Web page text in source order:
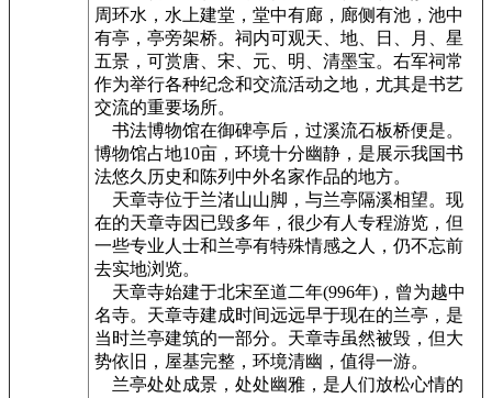
周环水，水上建堂，堂中有廊，廊侧有池，池中
有亭，亭旁架桥。祠内可观天、地、日、月、星
五景，可赏唐、宋、元、明、清墨宝。右军祠常
作为举行各种纪念和交流活动之地，尤其是书艺
交流的重要场所。
书法博物馆在御碑亭后，过溪流石板桥便是。
博物馆占地10亩，环境十分幽静，是展示我国书
法悠久历史和陈列中外名家作品的地方。
天章寺位于兰渚山山脚，与兰亭隔溪相望。现
在的天章寺因已毁多年，很少有人专程游览，但
一些专业人士和兰亭有特殊情感之人，仍不忘前
去实地浏览。
天章寺始建于北宋至道二年(996年)，曾为越中
名寺。天章寺建成时间远远早于现在的兰亭，是
当时兰亭建筑的一部分。天章寺虽然被毁，但大
势依旧，屋基完整，环境清幽，值得一游。
兰亭处处成景，处处幽雅，是人们放松心情的